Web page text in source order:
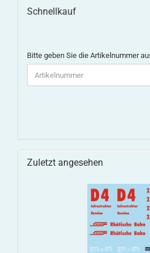
Schnellkauf
Bitte geben Sie die Artikelnummer
Zuletzt angesehen